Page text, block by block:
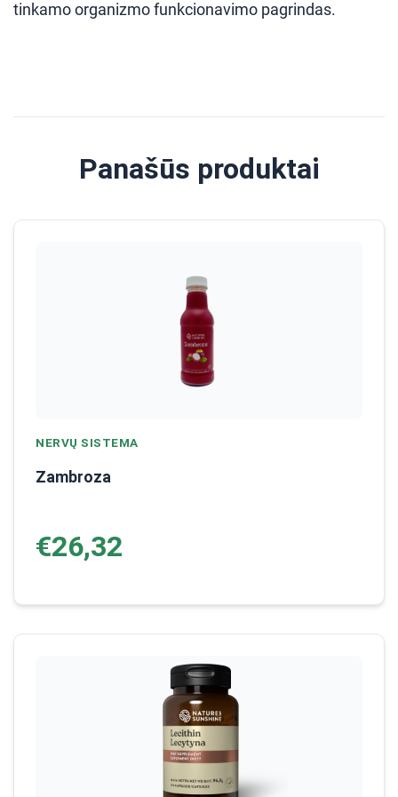
tinkamo organizmo funkcionavimo pagrindas.
Panašūs produktai
NERVŲ SISTEMA
Zambroza
€26,32